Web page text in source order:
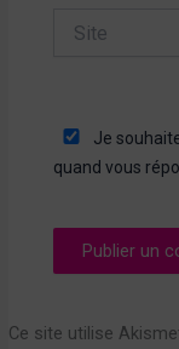
Je
quand vous
Ce site utilise